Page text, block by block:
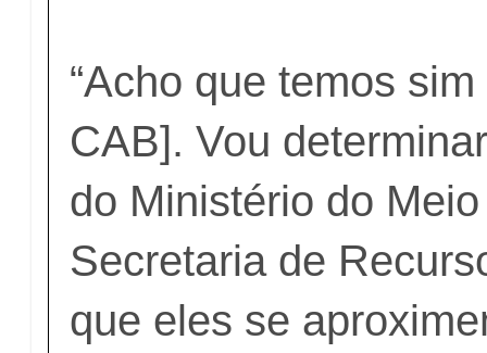
“Acho que temos
CAB]. Vou
do Ministério do
Secretaria de
que eles se